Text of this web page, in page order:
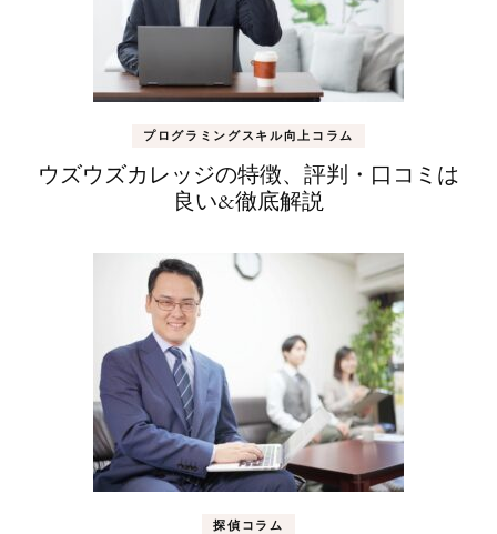
プログラミングスキル向上コラム
ウズウズカレッジの特徴、評判・口コミは
良い&徹底解説
探偵コラム